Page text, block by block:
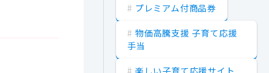
プレミアム付商品券
物価高騰支援 子育て応援
手当
楽しい子育て応援サイト